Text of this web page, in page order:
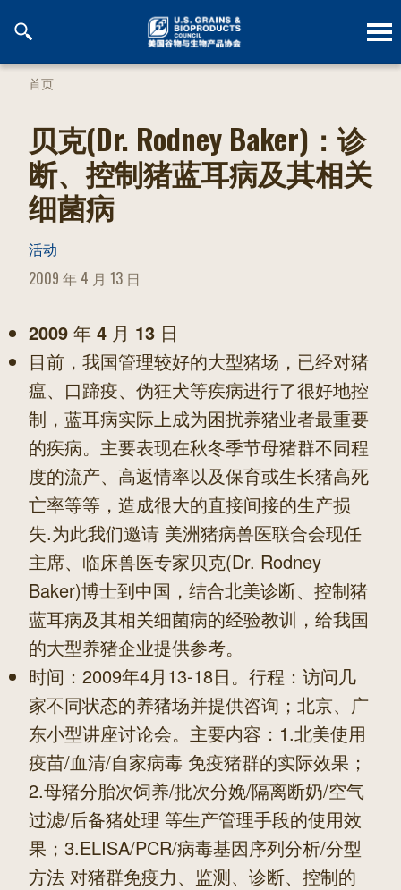
首页
贝克(Dr. Rodney Baker)：诊
断、控制猪蓝耳病及其相关
细菌病
活动
POSTED
2009 年 4 月 13 日
2009 年 4 月 13 日
目前，我国管理较好的大型猪场，已经对猪
瘟、口蹄疫、伪狂犬等疾病进行了很好地控
制，蓝耳病实际上成为困扰养猪业者最重要
的疾病。主要表现在秋冬季节母猪群不同程
度的流产、高返情率以及保育或生长猪高死
亡率等等，造成很大的直接间接的生产损
失.为此我们邀请 美洲猪病兽医联合会现任
主席、临床兽医专家贝克(Dr. Rodney
Baker)博士到中国，结合北美诊断、控制猪
蓝耳病及其相关细菌病的经验教训，给我国
的大型养猪企业提供参考。
时间：2009年4月13-18日。行程：访问几
家不同状态的养猪场并提供咨询；北京、广
东小型讲座讨论会。主要内容：1.北美使用
疫苗/血清/自家病毒 免疫猪群的实际效果；
2.母猪分胎次饲养/批次分娩/隔离断奶/空气
过滤/后备猪处理 等生产管理手段的使用效
果；3.ELISA/PCR/病毒基因序列分析/分型
方法 对猪群免疫力、监测、诊断、控制的